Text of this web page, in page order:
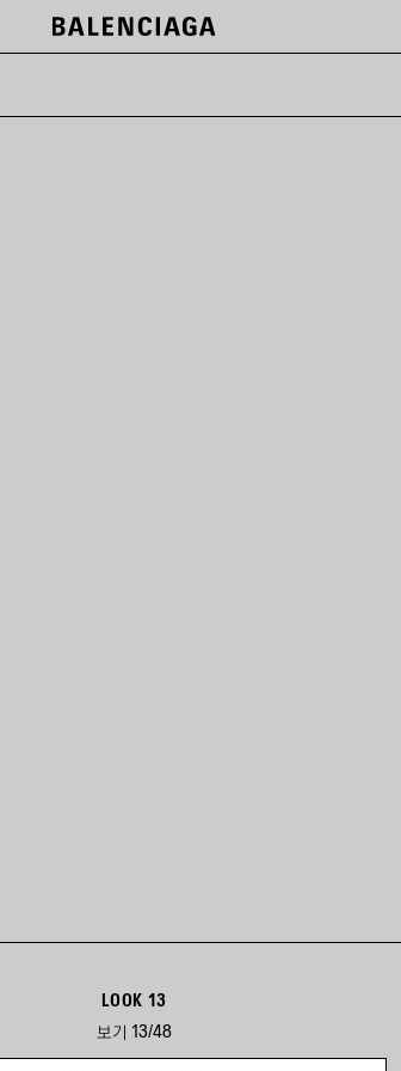
LOOK 13
보기 13/48